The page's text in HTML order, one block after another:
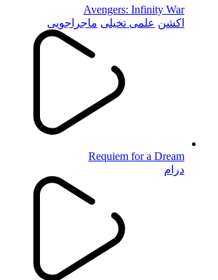
Avengers: Infinity War
اکشن علمی تخیلی ماجراجویی
Requiem for a Dream
درام